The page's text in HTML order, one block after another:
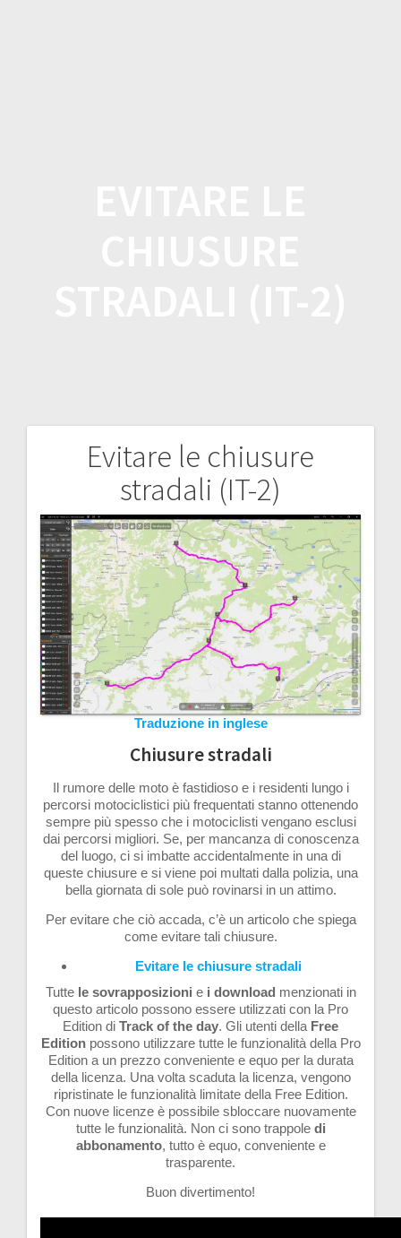
Evitare le chiusure
stradali (IT-2)
Traduzione in inglese
Chiusure stradali
Il rumore delle moto è fastidioso e i residenti lungo i
percorsi motociclistici più frequentati stanno ottenendo
sempre più spesso che i motociclisti vengano esclusi
dai percorsi migliori. Se, per mancanza di conoscenza
del luogo, ci si imbatte accidentalmente in una di
queste chiusure e si viene poi multati dalla polizia, una
bella giornata di sole può rovinarsi in un attimo.
Per evitare che ciò accada, c’è un articolo che spiega
come evitare tali chiusure.
Evitare le chiusure stradali
Tutte le sovrapposizioni e i download menzionati in
questo articolo possono essere utilizzati con la Pro
Edition di Track of the day. Gli utenti della Free
Editionpossono utilizzare tutte le funzionalità della Pro
Edition a un prezzo conveniente e equo per la durata
della licenza. Una volta scaduta la licenza, vengono
ripristinate le funzionalità limitate della Free Edition.
Con nuove licenze è possibile sbloccare nuovamente
tutte le funzionalità. Non ci sono trappole di
abbonamento, tutto è equo, conveniente e
trasparente.
Buon divertimento!
Navigazione